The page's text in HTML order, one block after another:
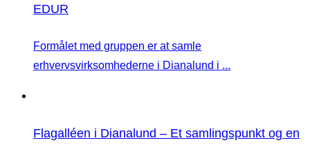
EDUR
Formålet med gruppen er at samle
erhvervsvirksomhederne i Dianalund i ...
Flagalléen i Dianalund – Et samlingspunkt og en